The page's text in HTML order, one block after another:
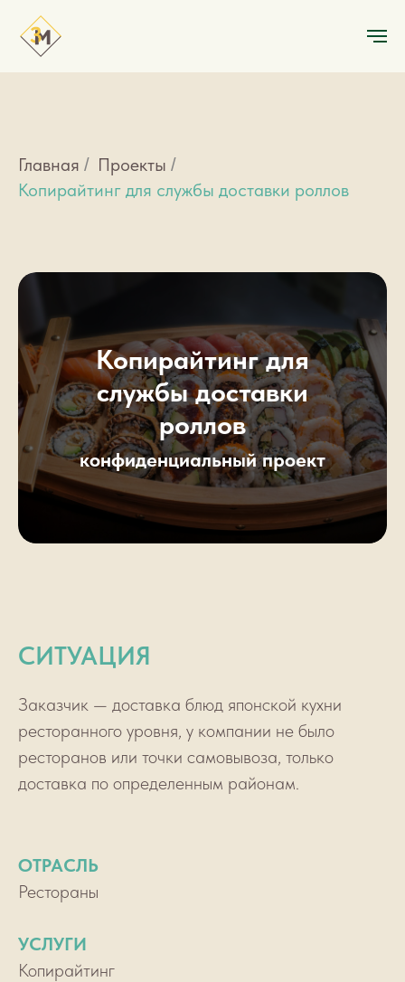
Главная / Проекты /
Копирайтинг для службы доставки роллов
Копирайтинг для
службы доставки
роллов
конфиденциальный проект
СИТУАЦИЯ
Заказчик — доставка блюд японской кухни
ресторанного уровня, у компании не было
ресторанов или точки самовывоза, только
доставка по определенным районам.
ОТРАСЛЬ
Рестораны
УСЛУГИ
Копирайтинг